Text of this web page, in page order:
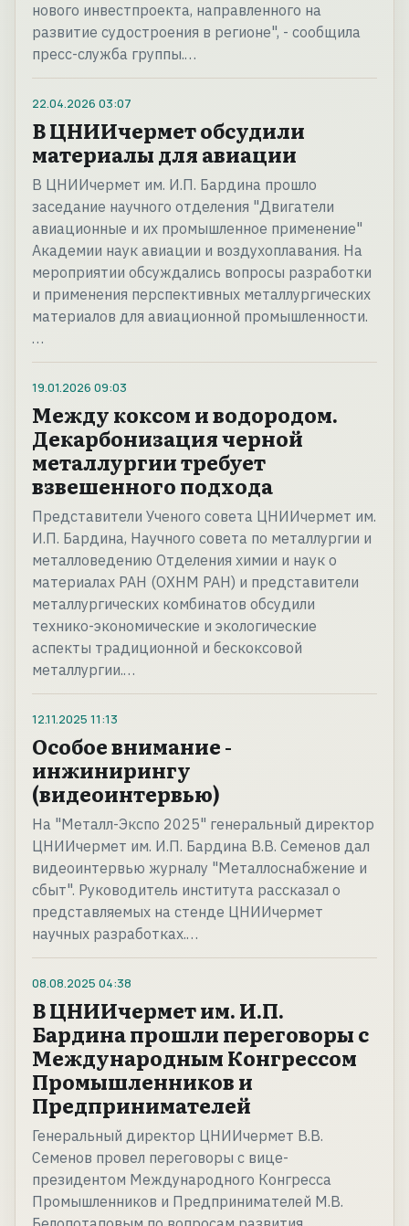
нового инвестпроекта, направленного на
развитие судостроения в регионе", - сообщила
пресс-служба группы.…
22.04.2026 03:07
В ЦНИИчермет обсудили
материалы для авиации
В ЦНИИчермет им. И.П. Бардина прошло
заседание научного отделения "Двигатели
авиационные и их промышленное применение"
Академии наук авиации и воздухоплавания. На
мероприятии обсуждались вопросы разработки
и применения перспективных металлургических
материалов для авиационной промышленности.
…
19.01.2026 09:03
Между коксом и водородом.
Декарбонизация черной
металлургии требует
взвешенного подхода
Представители Ученого совета ЦНИИчермет им.
И.П. Бардина, Научного совета по металлургии и
металловедению Отделения химии и наук о
материалах РАН (ОХНМ РАН) и представители
металлургических комбинатов обсудили
технико-экономические и экологические
аспекты традиционной и бескоксовой
металлургии.…
12.11.2025 11:13
Особое внимание -
инжинирингу
(видеоинтервью)
На "Металл-Экспо 2025" генеральный директор
ЦНИИчермет им. И.П. Бардина В.В. Семенов дал
видеоинтервью журналу "Металлоснабжение и
сбыт". Руководитель института рассказал о
представляемых на стенде ЦНИИчермет
научных разработках.…
08.08.2025 04:38
В ЦНИИчермет им. И.П.
Бардина прошли переговоры с
Международным Конгрессом
Промышленников и
Предпринимателей
Генеральный директор ЦНИИчермет В.В.
Семенов провел переговоры с вице-
президентом Международного Конгресса
Промышленников и Предпринимателей М.В.